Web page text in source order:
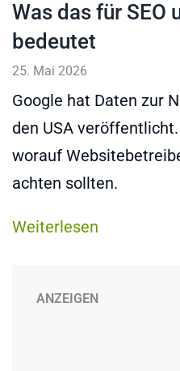
Was das für SEO
bedeutet
25. Mai 2026
Google hat Daten zur
den USA
worauf
achten sollten.
Weiterlesen
ANZEIGEN